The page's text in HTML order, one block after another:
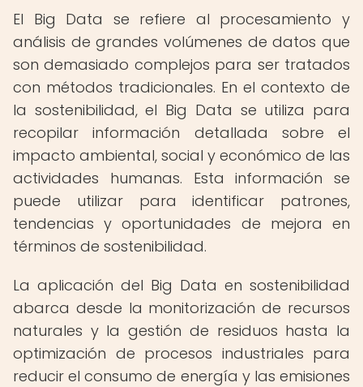
El Big Data se refiere al procesamiento y
análisis de grandes volúmenes de datos que
son demasiado complejos para ser tratados
con métodos tradicionales. En el contexto de
la sostenibilidad, el Big Data se utiliza para
recopilar información detallada sobre el
impacto ambiental, social y económico de las
actividades humanas. Esta información se
puede utilizar para identificar patrones,
tendencias y oportunidades de mejora en
términos de sostenibilidad.
La aplicación del Big Data en sostenibilidad
abarca desde la monitorización de recursos
naturales y la gestión de residuos hasta la
optimización de procesos industriales para
reducir el consumo de energía y las emisiones